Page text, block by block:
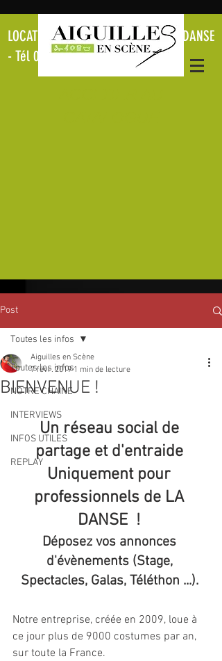
LOCATION CRÉATION COSTUMES DE DANSE
- Tél 06.11.51.84.16
Post
Toutes les infos
NOTRE CHAINE
INTERVIEWS
INFOS UTILES
REPLAY
Toutes les infos
BIENVENUE !
Aiguilles en Scène
7 févr. 2019 1 min de lecture
Un réseau social de
partage et d'entraide
Uniquement pour
professionnels de LA
DANSE  !
Déposez vos annonces
d'évènements (Stage,
Spectacles, Galas, Téléthon ...).
Notre entreprise, créée en 2009, loue à
ce jour plus de 9000 costumes par an,
sur toute la France.